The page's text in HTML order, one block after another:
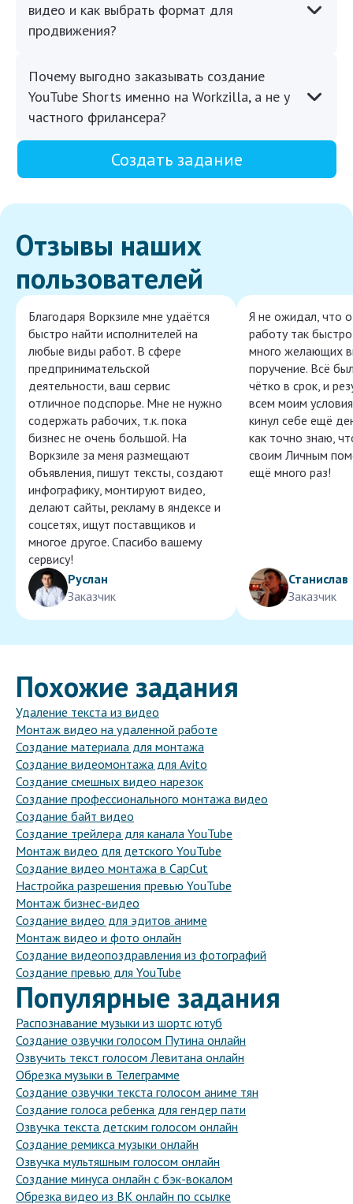
видео и как выбрать формат для
продвижения?
Почему выгодно заказывать создание
YouTube Shorts именно на Workzilla, а не у
частного фрилансера?
Создать задание
Отзывы наших
пользователей
Благодаря Воркзиле мне удаётся
быстро найти исполнителей на
любые виды работ. В сфере
предпринимательской
деятельности, ваш сервис
отличное подспорье. Мне не нужно
содержать рабочих, т.к. пока
бизнес не очень большой. На
Воркзиле за меня размещают
объявления, пишут тексты, создают
инфографику, монтируют видео,
делают сайты, рекламу в яндексе и
соцсетях, ищут поставщиков и
многое другое. Спасибо вашему
сервису!
Руслан
Заказчик
Я не ожидал, что
работу так
много желающих
поручение. Всё
чётко в срок, и
всем моим
кинул себе ещё
как точно знаю,
своим Личным
ещё много раз!
Станислав
Заказчик
Похожие задания
Удаление текста из видео
Монтаж видео на удаленной работе
Создание материала для монтажа
Создание видеомонтажа для Avito
Создание смешных видео нарезок
Создание профессионального монтажа видео
Создание байт видео
Создание трейлера для канала YouTube
Монтаж видео для детского YouTube
Создание видео монтажа в CapCut
Настройка разрешения превью YouTube
Монтаж бизнес-видео
Создание видео для эдитов аниме
Монтаж видео и фото онлайн
Создание видеопоздравления из фотографий
Создание превью для YouTube
Популярные задания
Распознавание музыки из шортс ютуб
Создание озвучки голосом Путина онлайн
Озвучить текст голосом Левитана онлайн
Обрезка музыки в Телеграмме
Создание озвучки текста голосом аниме тян
Создание голоса ребенка для гендер пати
Озвучка текста детским голосом онлайн
Создание ремикса музыки онлайн
Озвучка мультяшным голосом онлайн
Создание минуса онлайн с бэк-вокалом
Обрезка видео из ВК онлайн по ссылке